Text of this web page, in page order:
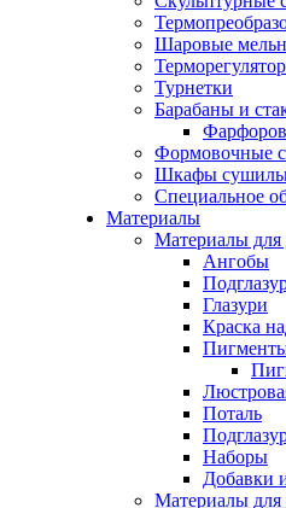
Шаровые
Турнетки
Барабаны и
Формовочные
Шкафы
Специальное
Материалы
Материалы для
Ангобы
Глазури
Краска
Поталь
Наборы
Добавки
Материалы для